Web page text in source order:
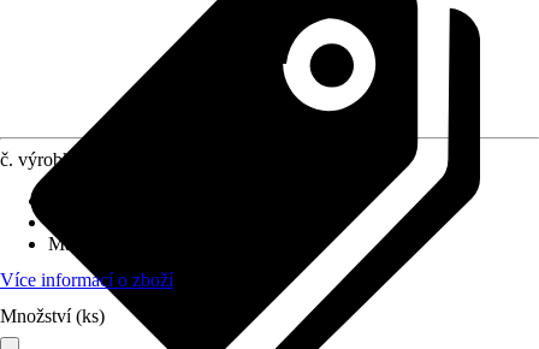
č. výrobku
Materiál
Více informací o zboží
Množství (ks)